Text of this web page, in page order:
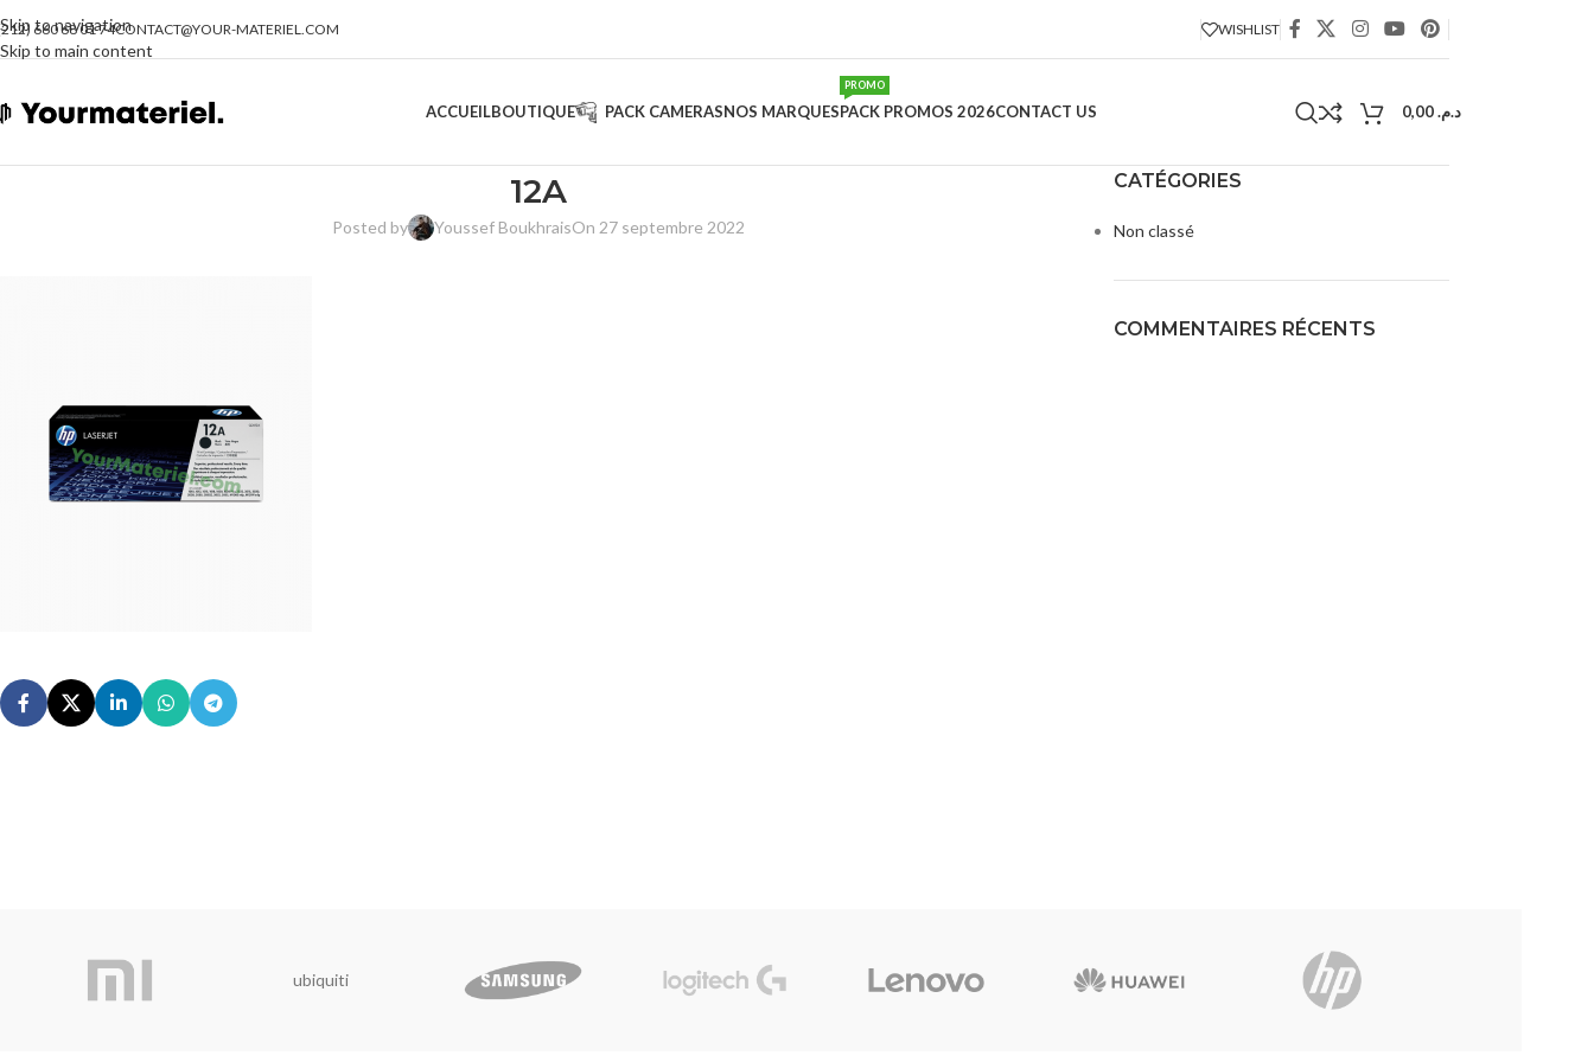
Skip to navigation
Skip to main content
660 68 01 74CONTACT@YOUR-MATERIEL.COM WISHLIST
ACCUEILBOUTIQUE PACK CAMERASNOS MARQUESPACK PROMOS 2026
PROMO
CONTACT US د.م.
12A
Posted by Youssef BoukhraisOn 27 septembre 2022
CATÉGORIES
Non classé
COMMENTAIRES RÉCENTS
ubiquiti